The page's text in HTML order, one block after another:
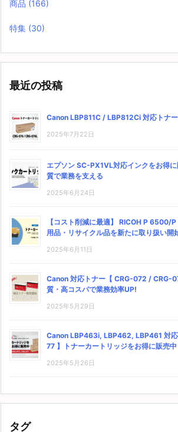
商品 (166)
特集 (30)
最近の投稿
Canon LBP811C / LBP812Ci 対応トナ
2025年7月22日
エプソン SC-PX1VL対応インクをお得
質で業務を支える
2025年6月24日
【コスト削減に最適】 RICOH P 6500/
用品・リサイクル品を新たに取り扱い開
2025年6月11日
Canon 対応トナー【 CRG-072 / CRG-
質・高コスパで業務効率UP!
2025年5月29日
Canon LBP463i, LBP462, LBP461 対
77 】トナーカートリッジをお得に販売中
2025年5月26日
タグ